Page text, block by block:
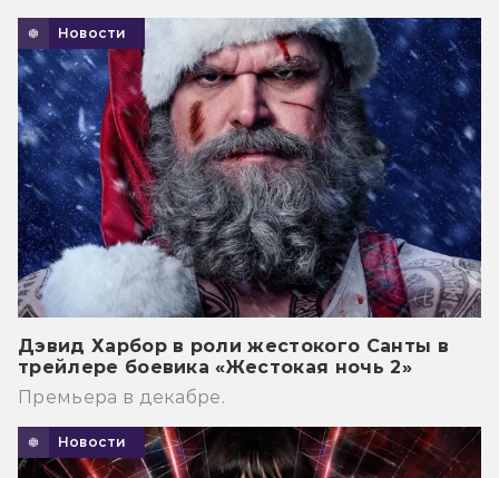
Новости
Дэвид Харбор в роли жестокого Санты в
трейлере боевика «Жестокая ночь 2»
Премьера в декабре.
Новости